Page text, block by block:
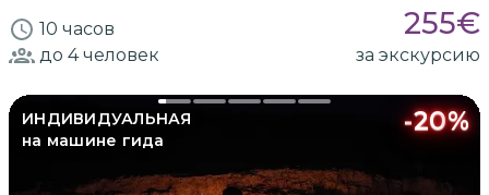
10 часов 255€
до 4человек за экскурсию
ИНДИВИДУАЛЬНАЯ
на машине гида
-20%